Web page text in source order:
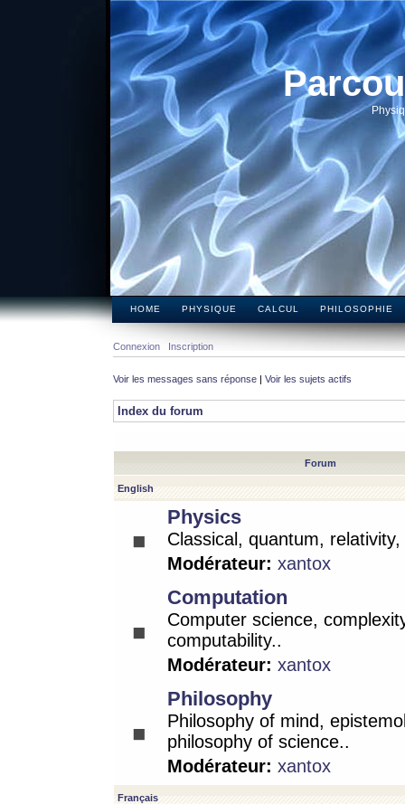
HOME PHYSIQUE CALCUL PHILOSOPHIE
Connexion Inscription
Voir les messages sans réponse | Voir les sujets actifs
Index du forum
Forum
English
Physics
Classical, quantum,
Modérateur: xantox
Computation
Computer science,
computability..
Modérateur: xantox
Philosophy
Philosophy of mind,
philosophy of science..
Modérateur: xantox
Français